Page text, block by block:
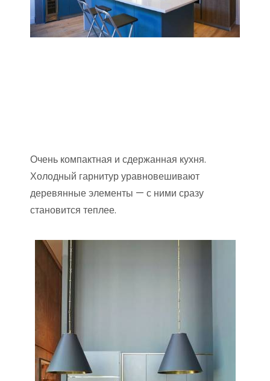
Очень компактная и сдержанная кухня.
Холодный гарнитур уравновешивают
деревянные элементы — с ними сразу
становится теплее.